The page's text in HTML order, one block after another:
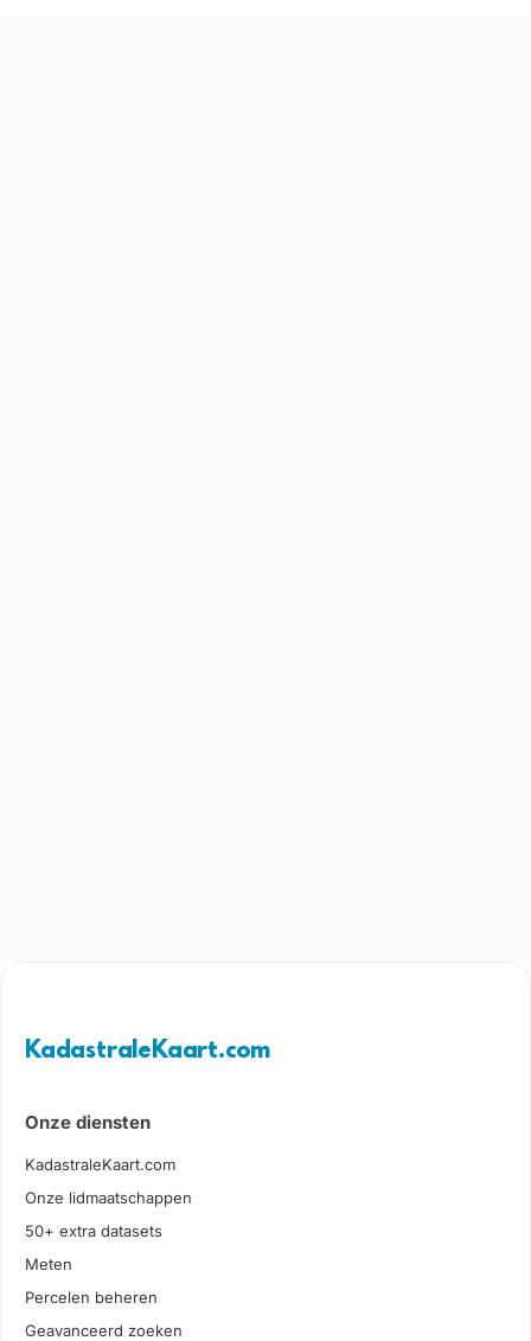
KadastraleKaart.com
Onze diensten
KadastraleKaart.com
Onze lidmaatschappen
50+ extra datasets
Meten
Percelen beheren
Geavanceerd zoeken